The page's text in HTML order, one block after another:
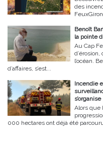
des
Benoît
la pointe
Au Cap
l’océan.
d’affaires, s’est...
Incendie
s’organise
Alors que
000 hectares ont déjà été